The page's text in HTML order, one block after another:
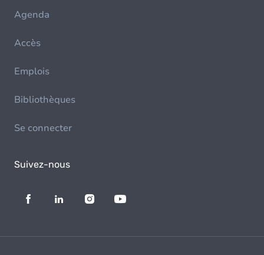
Agenda
Accès
Emplois
Bibliothèques
Se connecter
Suivez-nous